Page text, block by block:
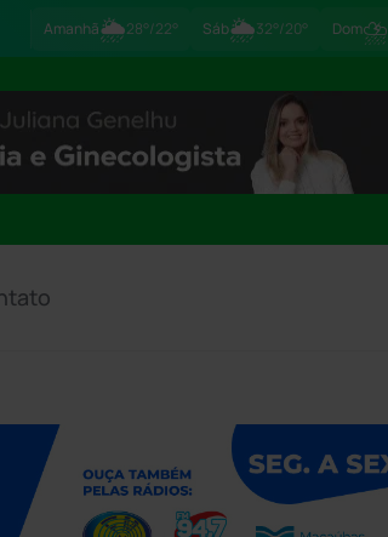
Amanhã🌦28°/22° Sáb🌦32°/20° Dom⛈